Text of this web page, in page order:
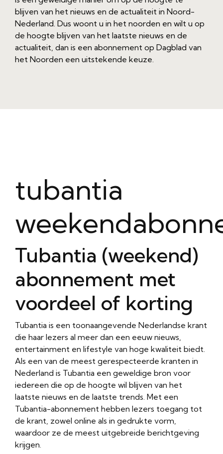
blijven van het nieuws en de actualiteit in Noord-
Nederland. Dus woont u in het noorden en wilt u op
de hoogte blijven van het laatste nieuws en de
actualiteit, dan is een abonnement op Dagblad van
het Noorden een uitstekende keuze.
tubantia
Tubantia (weekend)
abonnement met
voordeel of korting
Tubantia is een toonaangevende Nederlandse krant
die haar lezers al meer dan een eeuw nieuws,
entertainment en lifestyle van hoge kwaliteit biedt.
Als een van de meest gerespecteerde kranten in
Nederland is Tubantia een geweldige bron voor
iedereen die op de hoogte wil blijven van het
laatste nieuws en de laatste trends. Met een
Tubantia-abonnement hebben lezers toegang tot
de krant, zowel online als in gedrukte vorm,
waardoor ze de meest uitgebreide berichtgeving
krijgen.